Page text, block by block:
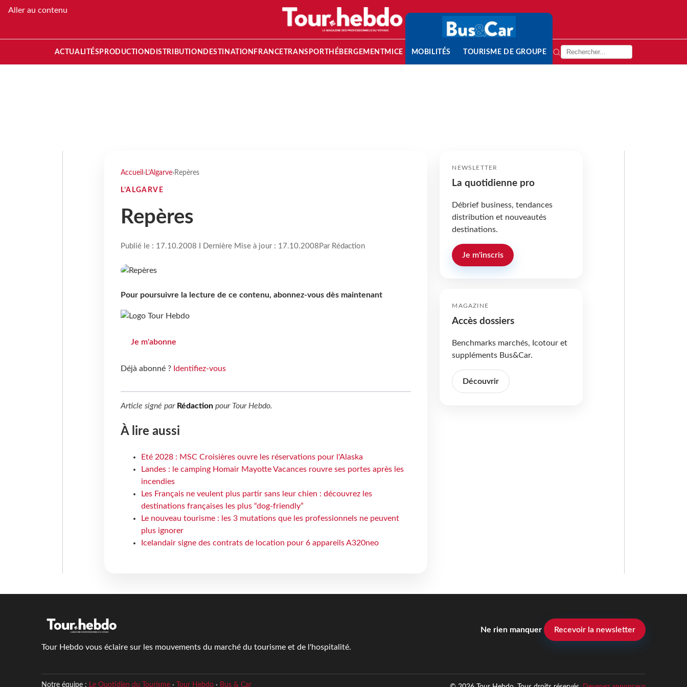
Aller au contenu
ACTUALITÉS PRODUCTION DISTRIBUTION DESTINATION FRANCETRANSPORT HÉBERGEMENTMICE MOBILITÉS TOURISME DE GROUPE
Accueil › L’Algarve› Repères
L’ALGARVE
Repères
Publié le : 17.10.2008 I Dernière Mise à jour : 17.10.2008 Par Rédaction
Pour poursuivre la lecture de ce contenu, abonnez-vous dès maintenant
Je m'abonne
Déjà abonné ? Identifiez-vous
Article signé par Rédactionpour Tour Hebdo.
À lire aussi
Eté 2028 : MSC Croisières ouvre les réservations pour l'Alaska
Landes : le camping Homair Mayotte Vacances rouvre ses portes après les
incendies
Les Français ne veulent plus partir sans leur chien : découvrez les
destinations françaises les plus “dog-friendly”
Le nouveau tourisme : les 3 mutations que les professionnels ne peuvent
plus ignorer
Icelandair signe des contrats de location pour 6 appareils A320neo
NEWSLETTER
La quotidienne pro
Débrief business, tendances
distribution et nouveautés
destinations.
Je m'inscris
MAGAZINE
Accès dossiers
Benchmarks marchés, Icotour et
suppléments Bus&Car.
Découvrir
Tour Hebdo vous éclaire sur les mouvements du marché du tourisme et de l'hospitalité.
Ne rien manquer Recevoir la newsletter
Notre équipe : Le Quotidien du Tourisme· Tour Hebdo· Bus & Car